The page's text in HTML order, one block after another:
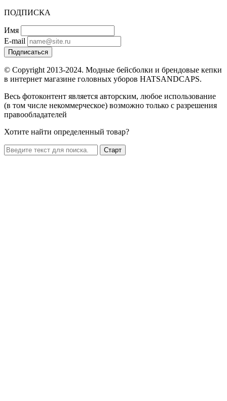
ПОДПИСКА
Имя
E-mail
Подписаться
© Copyright 2013-2024. Модные бейсболки и брендовые кепки
в интернет магазине головных уборов HATSANDCAPS.
Весь фотоконтент является авторским, любое использование
(в том числе некоммерческое) возможно только с разрешения
правообладателей
Хотите найти определенный товар?
Старт